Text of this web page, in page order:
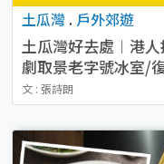
土瓜灣 . 戶外郊遊
土瓜灣好去處︱港
劇取景老字號冰室/
文 : 張詩朗